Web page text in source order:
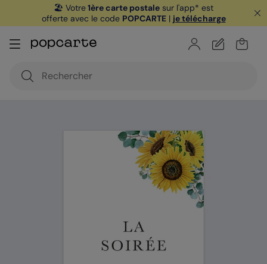
🏖️ Votre1ère carte postale sur l'app* est
offerte avec le code POPCARTE| je télécharge